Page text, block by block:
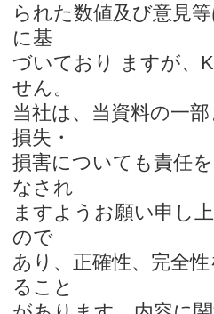
られた数値及び意見
に基
づいており ますが、
せん。
当社は、当資料の一
損失・
損害についても責任
なされ
ますようお願い申し
ので
あり、正確性、完全
ること